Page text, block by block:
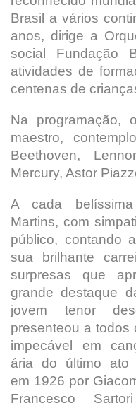
Brasil a vários
anos, dirige a
social Fundação
atividades de
centenas de
Na programação,
maestro,
Beethoven,
Mercury, Astor
A cada
Martins, com
público, contando
sua brilhante
surpresas que
grande destaque
jovem tenor
presenteou a todos
impecável em
ária do último ato
em 1926 por
Francesco